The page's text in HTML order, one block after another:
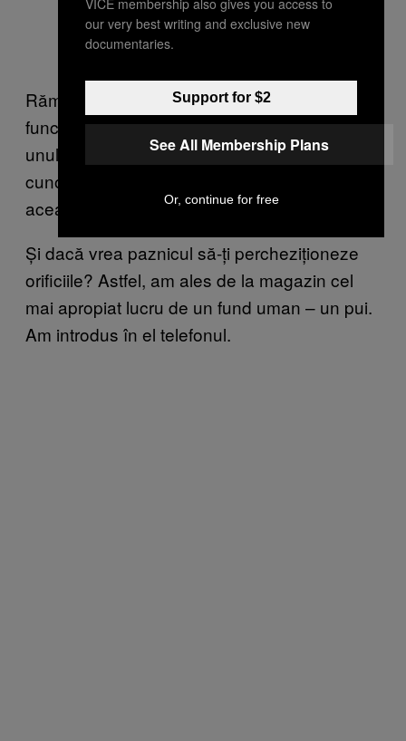
Rămâne întrebarea dacă telefoanele astea
funcționează bine. Primul pas e să cumperi
unul de pe Amazon. Apoi trebuie să-i faci
cunoștință cu anusul tău. Eu am testat cu
această grozavă gogoașă cu ciocolată:
Și dacă vrea paznicul să-ți percheziționeze
orificiile? Astfel, am ales de la magazin cel
mai apropiat lucru de un fund uman – un pui.
Am introdus în el telefonul.
our very best writing and exclusive new
documentaries.
Support for $2
See All Membership Plans
Or, continue for free